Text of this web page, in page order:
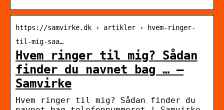
https://samvirke.dk › artikler › hvem-ringer-
til-mig-saa…
Hvem ringer til mig? Sådan
finder du navnet bag … –
Samvirke
Hvem ringer til mig? Sådan finder du